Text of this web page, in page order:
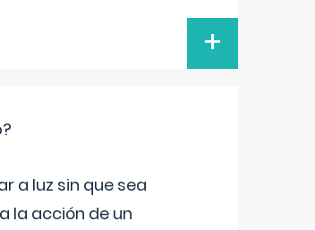
+
a luz sin que sea
la acción de un